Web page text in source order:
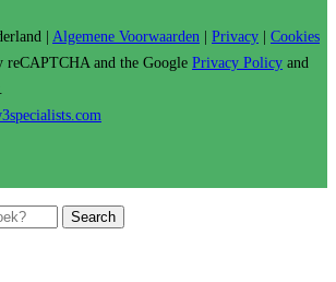
| Algemene Voorwaarden Privacy
Cookies
reCAPTCHA and the Google Privacy Policy and
Search